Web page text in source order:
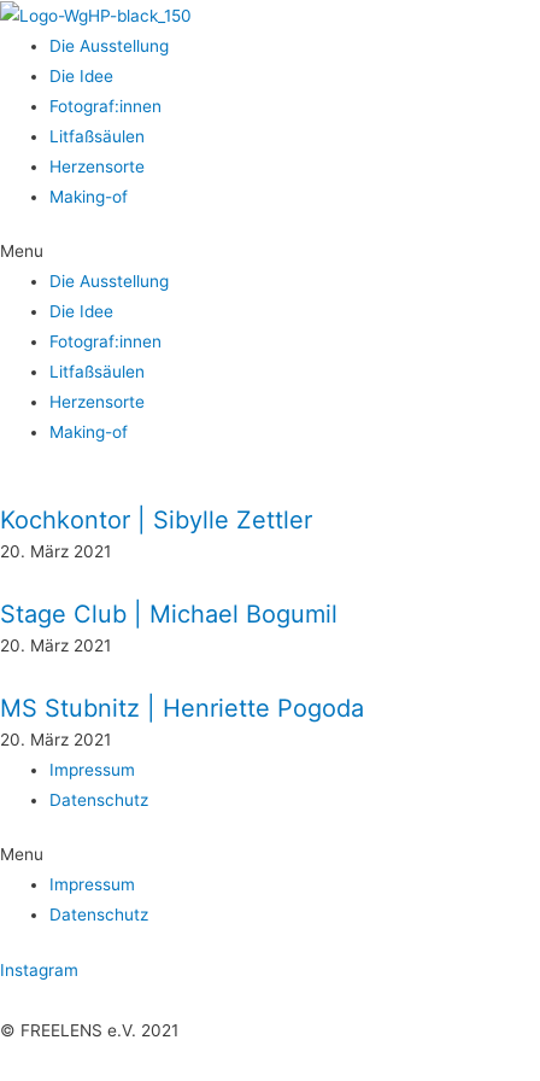
Die Aus­stel­lung
Die Idee
Fotograf:innen
Lit­faß­säu­len
Her­zens­or­te
Making-of
Menu
Die Aus­stel­lung
Die Idee
Fotograf:innen
Lit­faß­säu­len
Her­zens­or­te
Making-of
Koch­kon­tor | Sibyl­le Zettler
20. März 2021
Sta­ge Club | Micha­el Bogumil
20. März 2021
MS Stub­nitz | Hen­ri­et­te Pogoda
20. März 2021
Impres­sum
Daten­schutz
Menu
Impres­sum
Daten­schutz
Instagram
© FREELENS e.V. 2021